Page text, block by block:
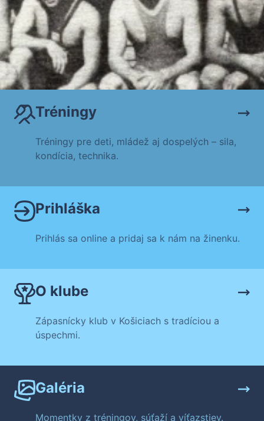
Tréningy
Tréningy pre deti, mládež aj dospelých – sila,
kondícia, technika.
Prihláška
Prihlás sa online a pridaj sa k nám na žinenku.
O klube
Zápasnícky klub v Košiciach s tradíciou a
úspechmi.
Galéria
Momentky z tréningov, súťaží a víťazstiev.